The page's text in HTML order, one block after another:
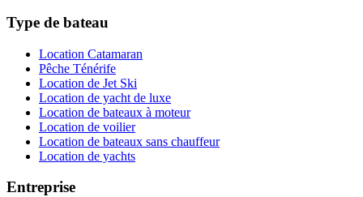
Type de bateau
Location Catamaran
Pêche Ténérife
Location de Jet Ski
Location de yacht de luxe
Location de bateaux à moteur
Location de voilier
Location de bateaux sans chauffeur
Location de yachts
Entreprise